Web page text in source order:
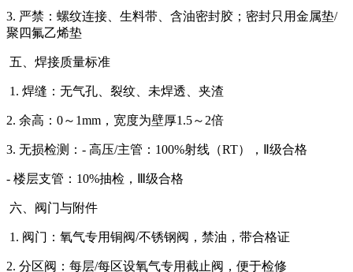
3. 严禁：螺纹连接、生料带、含油密封胶；密封只用金属垫/
聚四氟乙烯垫
五、焊接质量标准
1. 焊缝：无气孔、裂纹、未焊透、夹渣
2. 余高：0～1mm，宽度为壁厚1.5～2倍
3. 无损检测：- 高压/主管：100%射线（RT），Ⅱ级合格
- 楼层支管：10%抽检，Ⅲ级合格
六、阀门与附件
1. 阀门：氧气专用铜阀/不锈钢阀，禁油，带合格证
2. 分区阀：每层/每区设氧气专用截止阀，便于检修